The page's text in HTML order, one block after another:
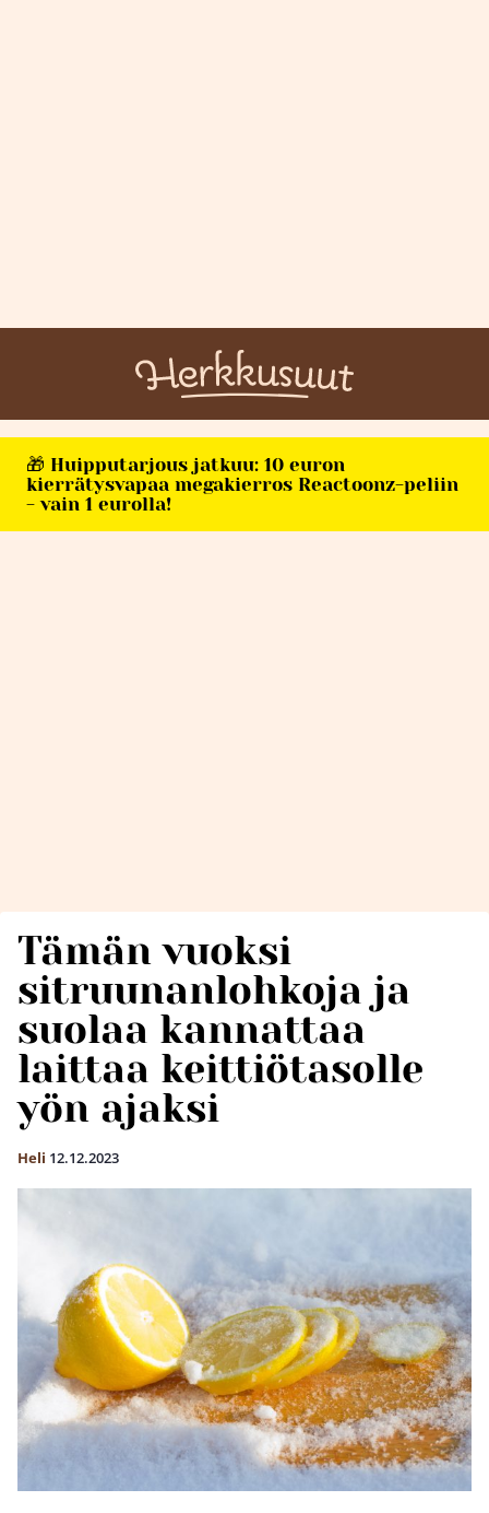
🎁 Huipputarjous jatkuu: 10 euron
kierrätysvapaa megakierros Reactoonz-peliin
- vain 1 eurolla!
Tämän vuoksi
sitruunanlohkoja ja
suolaa kannattaa
laittaa keittiötasolle
yön ajaksi
Heli 12.12.2023